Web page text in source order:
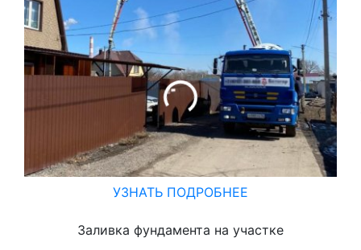
УЗНАТЬ ПОДРОБНЕЕ
Заливка фундамента на участке